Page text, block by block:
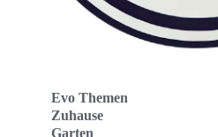
Evo Themen
Zuhause
Garten